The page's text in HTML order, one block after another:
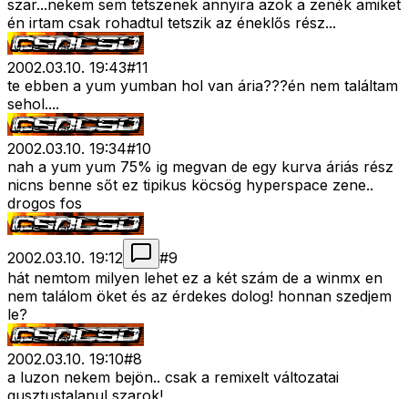
szar...nekem sem tetszenek annyira azok a zenék amiket
én irtam csak rohadtul tetszik az éneklős rész...
2002.03.10. 19:43#11
te ebben a yum yumban hol van ária???én nem találtam
sehol....
2002.03.10. 19:34#10
nah a yum yum 75% ig megvan de egy kurva áriás rész
nicns benne sőt ez tipikus köcsög hyperspace zene..
drogos fos
2002.03.10. 19:12 #9
hát nemtom milyen lehet ez a két szám de a winmx en
nem találom öket és az érdekes dolog! honnan szedjem
le?
2002.03.10. 19:10#8
a luzon nekem bejön.. csak a remixelt változatai